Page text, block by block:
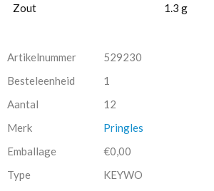
Zout
1.3 g
Artikelnummer
529230
Besteleenheid
1
Aantal
12
Merk
Pringles
Emballage
€0,00
Type
KEYWO